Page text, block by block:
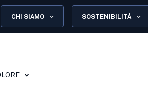
CHI SIAMO SOSTENIBILITÀ